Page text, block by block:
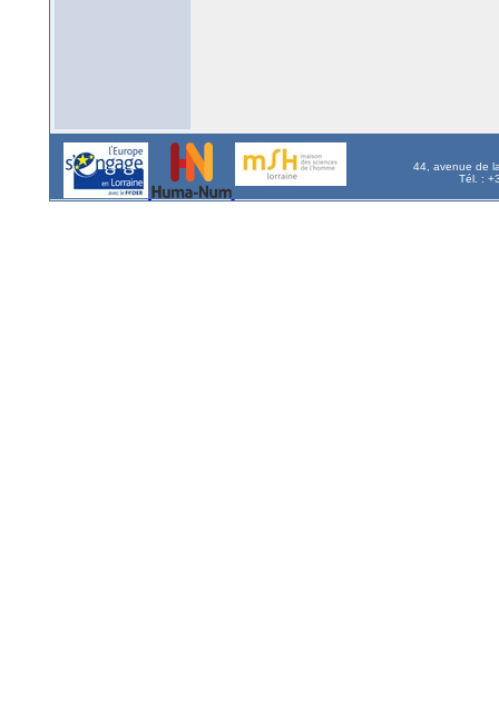
44, avenue de
Tél. :